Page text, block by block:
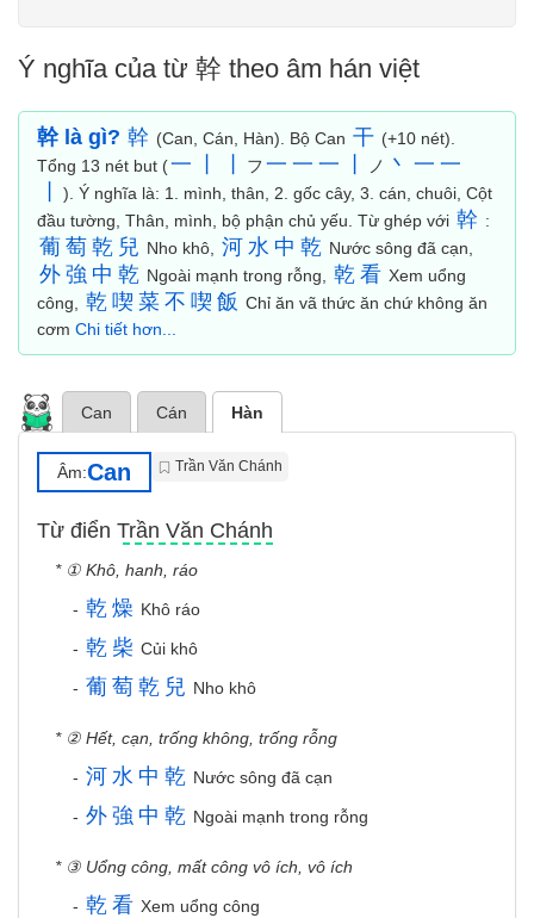
Ý nghĩa của từ 幹 theo âm hán việt
幹 là gì? 幹 (Can, Cán, Hàn). Bộ Can 干 (+10 nét).
Tổng 13 nét but (一 フ一 一 一 ノ 丶 一 一
). Ý nghĩa là: 1. mình, thân, 2. gốc cây, 3. cán, chuôi, Cột
đầu tường, Thân, mình, bộ phận chủ yếu. Từ ghép với 幹 :
葡 萄 乾 兒 Nho khô, 河 水 中 乾 Nước sông đã cạn,
外 強 中 乾 Ngoài mạnh trong rỗng, 乾 看 Xem uổng
công,
乾 喫 菜 不 喫 飯 Chỉ ăn vã thức ăn chứ không ăn
cơm Chi tiết hơn...
Can Cán Hàn
Âm:Can Trần Văn Chánh
Từ điển Trần Văn Chánh
* ① Khô, hanh, ráo
- 乾 燥 Khô ráo
- 乾 柴 Củi khô
- 葡 萄 乾 兒 Nho khô
* ② Hết, cạn, trống không, trống rỗng
- 河 水 中 乾 Nước sông đã cạn
- 外 強 中 乾 Ngoài mạnh trong rỗng
* ③ Uổng công, mất công vô ích, vô ích
- 乾 看 Xem uổng công